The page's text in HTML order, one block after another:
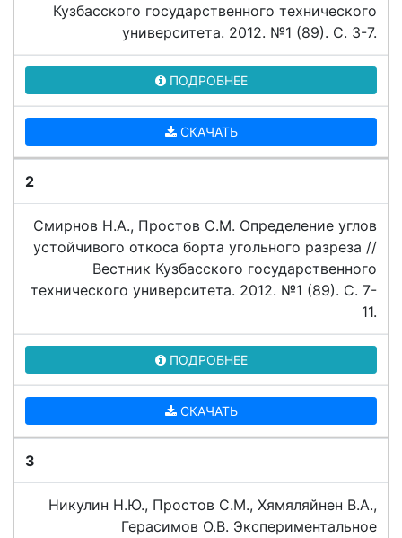
Кузбасского государственного технического
университета. 2012. №1 (89). C. 3-7.
ПОДРОБНЕЕ
СКАЧАТЬ
2
Смирнов Н.А., Простов С.М. Определение углов
устойчивого откоса борта угольного разреза //
Вестник Кузбасского государственного
технического университета. 2012. №1 (89). C. 7-
11.
ПОДРОБНЕЕ
СКАЧАТЬ
3
Никулин Н.Ю., Простов С.М., Хямяляйнен В.А.,
Герасимов О.В. Экспериментальное